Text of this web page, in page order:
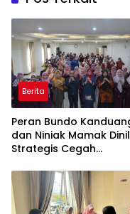
Berita
Peran Bundo
dan Niniak Mamak
Strategis Cegah